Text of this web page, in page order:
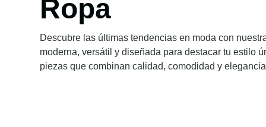
Ropa
Descubre las últimas tendencias en moda con
moderna, versátil y diseñada para destacar tu estilo
piezas que combinan calidad, comodidad y
2.
parfois
3.
carteras
4.
aldo